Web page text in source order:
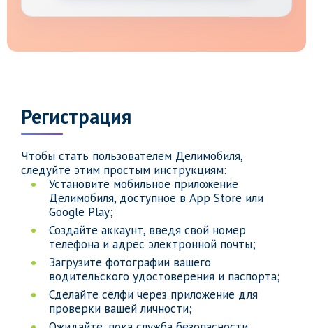
Регистрация
Чтобы стать пользователем Делимобиля,
следуйте этим простым инструкциям:
Установите мобильное приложение
Делимобиля, доступное в App Store или
Google Play;
Создайте аккаунт, введя свой номер
телефона и адрес электронной почты;
Загрузите фотографии вашего
водительского удостоверения и паспорта;
Сделайте селфи через приложение для
проверки вашей личности;